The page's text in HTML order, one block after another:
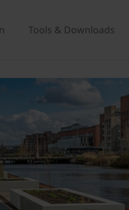
Tools & Downloads